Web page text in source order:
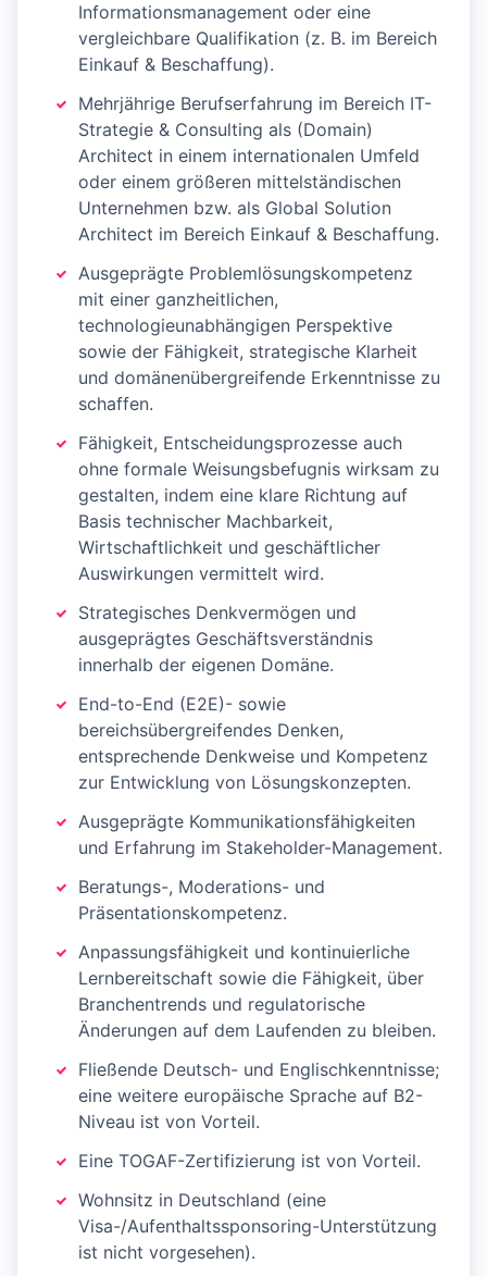
Informationsmanagement oder eine
vergleichbare Qualifikation (z. B. im Bereich
Einkauf & Beschaffung).
Mehrjährige Berufserfahrung im Bereich IT-
Strategie & Consulting als (Domain)
Architect in einem internationalen Umfeld
oder einem größeren mittelständischen
Unternehmen bzw. als Global Solution
Architect im Bereich Einkauf & Beschaffung.
Ausgeprägte Problemlösungskompetenz
mit einer ganzheitlichen,
technologieunabhängigen Perspektive
sowie der Fähigkeit, strategische Klarheit
und domänenübergreifende Erkenntnisse zu
schaffen.
Fähigkeit, Entscheidungsprozesse auch
ohne formale Weisungsbefugnis wirksam zu
gestalten, indem eine klare Richtung auf
Basis technischer Machbarkeit,
Wirtschaftlichkeit und geschäftlicher
Auswirkungen vermittelt wird.
Strategisches Denkvermögen und
ausgeprägtes Geschäftsverständnis
innerhalb der eigenen Domäne.
End-to-End (E2E)- sowie
bereichsübergreifendes Denken,
entsprechende Denkweise und Kompetenz
zur Entwicklung von Lösungskonzepten.
Ausgeprägte Kommunikationsfähigkeiten
und Erfahrung im Stakeholder-Management.
Beratungs-, Moderations- und
Präsentationskompetenz.
Anpassungsfähigkeit und kontinuierliche
Lernbereitschaft sowie die Fähigkeit, über
Branchentrends und regulatorische
Änderungen auf dem Laufenden zu bleiben.
Fließende Deutsch- und Englischkenntnisse;
eine weitere europäische Sprache auf B2-
Niveau ist von Vorteil.
Eine TOGAF-Zertifizierung ist von Vorteil.
Wohnsitz in Deutschland (eine
Visa-/Aufenthaltssponsoring-Unterstützung
ist nicht vorgesehen).